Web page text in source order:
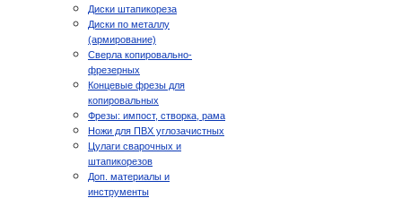
Диски штапикореза
Диски по металлу
(армирование)
Сверла копировально-
фрезерных
Концевые фрезы для
копировальных
Фрезы: импост, створка, рама
Ножи для ПВХ углозачистных
Цулаги сварочных и
штапикорезов
Доп. материалы и
инструменты